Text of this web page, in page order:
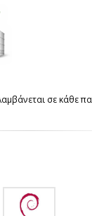
σε κάθε